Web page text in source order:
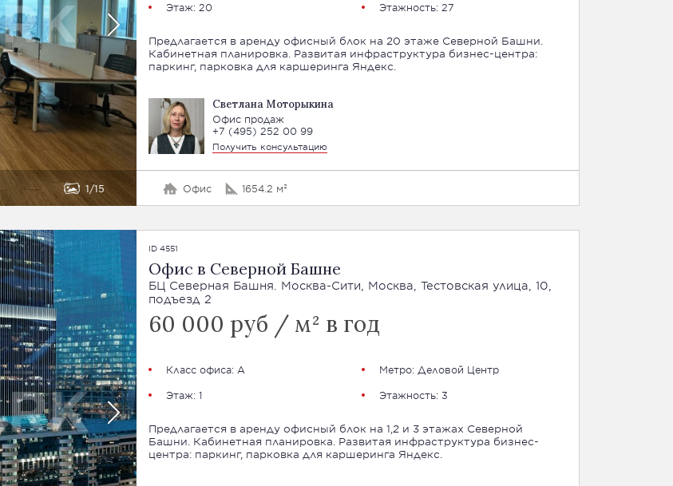
1 15
Этаж: 20
Этажность: 27
Предлагается в аренду офисный блок на 20 этаже Северной Башни.
Кабинетная планировка. Развитая инфраструктура бизнес-центра:
паркинг, парковка для каршеринга Яндекс.
Светлана Моторыкина
Офис продаж
+7 (495) 252 00 99
Получить консультацию
Офис 1654.2 м²
ID 4551
Офис в Северной Башне
БЦ Северная Башня. Москва-Сити, Москва, Тестовская улица, 10,
подъезд 2
60 000 руб / м² в год
Класс офиса: А
Метро: Деловой Центр
Этаж: 1
Этажность: 3
Предлагается в аренду офисный блок на 1,2 и 3 этажах Северной
Башни. Кабинетная планировка. Развитая инфраструктура бизнес-
центра: паркинг, парковка для каршеринга Яндекс.